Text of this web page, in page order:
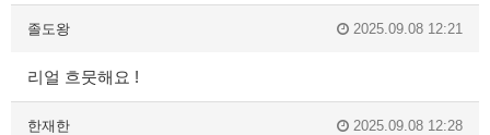
졸도왕 2025.09.08 12:21
리얼 흐뭇해요 !
한재한 2025.09.08 12:28